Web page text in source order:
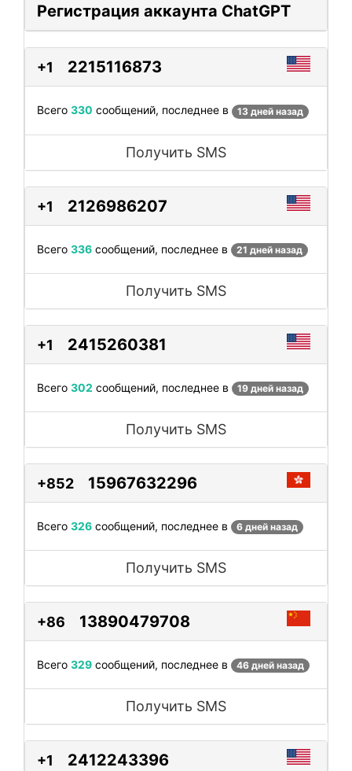
Регистрация аккаунта ChatGPT
+1 2215116873
Всего 330 сообщений, последнее в 13 дней назад
Получить SMS
+1 2126986207
Всего 336 сообщений, последнее в 21 дней назад
Получить SMS
+1 2415260381
Всего 302 сообщений, последнее в 19 дней назад
Получить SMS
+852 15967632296
Всего 326 сообщений, последнее в 6 дней назад
Получить SMS
+86 13890479708
Всего 329 сообщений, последнее в 46 дней назад
Получить SMS
+1 2412243396